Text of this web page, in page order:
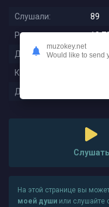
Слушали:
89
Размер:
Длительность:
4:40
Качество:
Дата релиза:
Слушать
На этой странице вы
моей души или слушайте
muzokey.net
Would like to send